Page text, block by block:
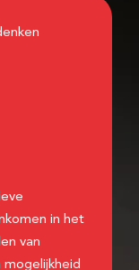
in het
van
mogelijkheid